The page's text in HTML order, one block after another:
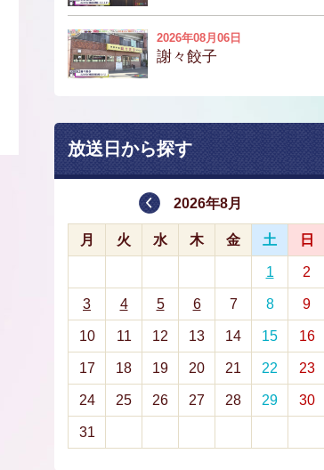
2026年08月06日
謝々餃子
放送日から探す
2026年8月
月 火 水 木 金 土 日
1 2
3 4 5 6 7 8 9
10 11 12 13 14 15 16
17 18 19 20 21 22 23
24 25 26 27 28 29 30
31